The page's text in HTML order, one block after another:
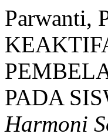
Parwanti,
PADA
Harmoni